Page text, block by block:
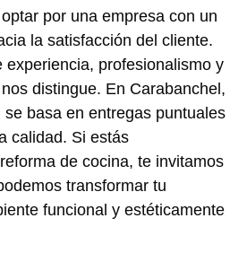
por una empresa con un
la satisfacción del cliente.
experiencia, profesionalismo y
distingue. En Carabanchel,
basa en entregas puntuales
calidad. Si estás
de cocina, te invitamos
transformar tu
funcional y estéticamente